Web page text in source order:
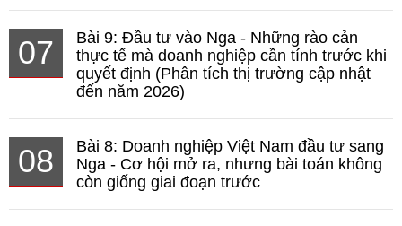
07
Bài 9: Đầu tư vào Nga - Những rào cản
thực tế mà doanh nghiệp cần tính trước khi
quyết định (Phân tích thị trường cập nhật
đến năm 2026)
08
Bài 8: Doanh nghiệp Việt Nam đầu tư sang
Nga - Cơ hội mở ra, nhưng bài toán không
còn giống giai đoạn trước